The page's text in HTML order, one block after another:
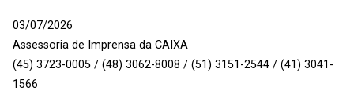
03/07/2026
Assessoria de Imprensa da CAIXA
(45) 3723-0005 / (48) 3062-8008 / (51) 3151-2544 / (41) 3041-
1566